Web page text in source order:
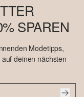
SPAREN
Modetipps,
deinen nächsten